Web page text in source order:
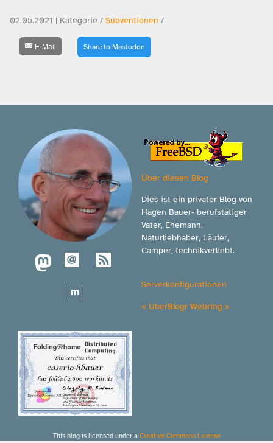
02.05.2021 | Kategorie / Subventionen /
E-Mail Share to Mastodon
Über diesen Blog
Dies ist ein privater Blog von
Hagen Bauer- berufstätiger
Vater, Ehemann,
Naturliebhaber, Läufer,
Camper, technikverliebt.
Serverkonfigurationen
< UberBlogr Webring >
This blog is licensed under a Creative Commons License